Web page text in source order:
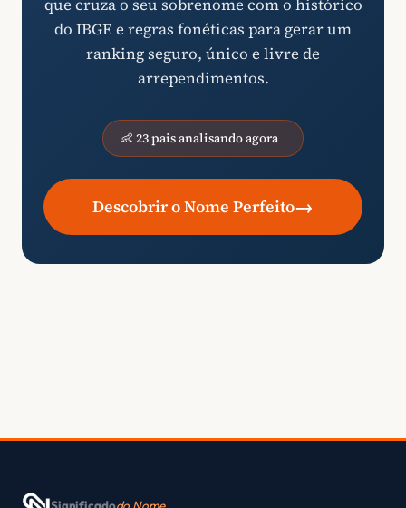
que cruza o seu sobrenome com o histórico
do IBGE e regras fonéticas para gerar um
ranking seguro, único e livre de
arrependimentos.
👶 23 pais analisando agora
Descobrir o Nome Perfeito→